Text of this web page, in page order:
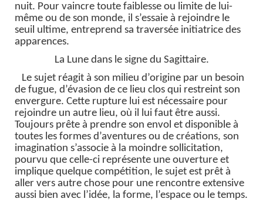
nuit. Pour vaincre toute faiblesse ou limite de lui-
même ou de son monde, il s’essaie à rejoindre le
seuil ultime, entreprend sa traversée initiatrice des
apparences.
La Lune dans le signe du Sagittaire.
Le sujet réagit à son milieu d’origine par un besoin
de fugue, d’évasion de ce lieu clos qui restreint son
envergure. Cette rupture lui est nécessaire pour
rejoindre un autre lieu, où il lui faut être aussi.
Toujours prête à prendre son envol et disponible à
toutes les formes d’aventures ou de créations, son
imagination s’associe à la moindre sollicitation,
pourvu que celle-ci représente une ouverture et
implique quelque compétition, le sujet est prêt à
aller vers autre chose pour une rencontre extensive
aussi bien avec l’idée, la forme, l’espace ou le temps.